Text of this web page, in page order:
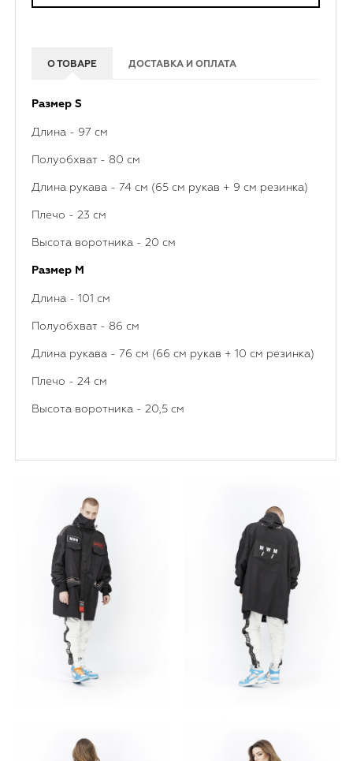
О ТОВАРЕ ДОСТАВКА И ОПЛАТА
Размер S
Длина - 97 см
Полуобхват - 80 см
Длина рукава - 74 см (65 см рукав + 9 см резинка)
Плечо - 23 см
Высота воротника - 20 см
Размер М
Длина - 101 см
Полуобхват - 86 см
Длина рукава - 76 см (66 см рукав + 10 см резинка)
Плечо - 24 см
Высота воротника - 20,5 см